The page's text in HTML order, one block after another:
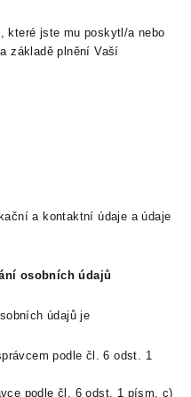
které jste mu poskytl/a nebo
základě plnění Vaší
a kontaktní údaje a údaje
osobních údajů
údajů je
podle čl. 6 odst. 1
podle čl. 6 odst. 1 písm. c)